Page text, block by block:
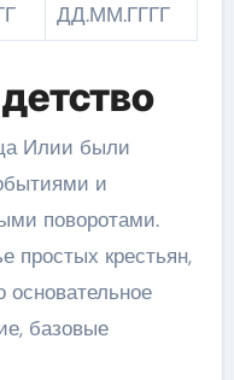
ДД.ММ.ГГГГ
Илии были
и
поворотами.
простых крестьян,
основательное
базовые